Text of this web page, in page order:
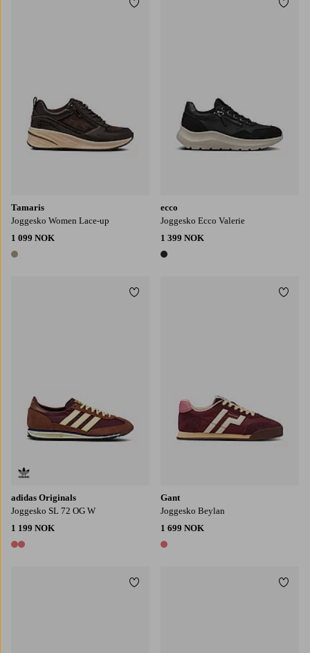
Tamaris
Joggesko Women Lace-up
1 099 NOK
1 farge
Legg til favoritter
ecco
Joggesko Ecco Valerie
1 399 NOK
1 farge
adidas Originals
Joggesko SL 72 OG W
1 199 NOK
2 farger
Legg til favoritter
Gant
Joggesko Beylan
1 699 NOK
1 farge
Legg til favoritter